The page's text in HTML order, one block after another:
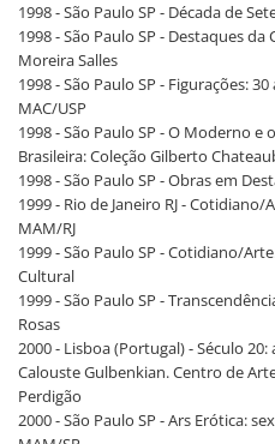
1998 - São Paulo SP - Década de
1998 - São Paulo SP - Destaques
Moreira Salles
1998 - São Paulo SP - Figurações:
MAC/USP
1998 - São Paulo SP - O Moderno
Brasileira: Coleção Gilberto
1998 - São Paulo SP - Obras em
1999 - Rio de Janeiro RJ -
MAM/RJ
1999 - São Paulo SP - Cotidiano/
Cultural
1999 - São Paulo SP -
Rosas
2000 - Lisboa (Portugal) - Século
Calouste Gulbenkian. Centro de
Perdigão
2000 - São Paulo SP - Ars Erótica: